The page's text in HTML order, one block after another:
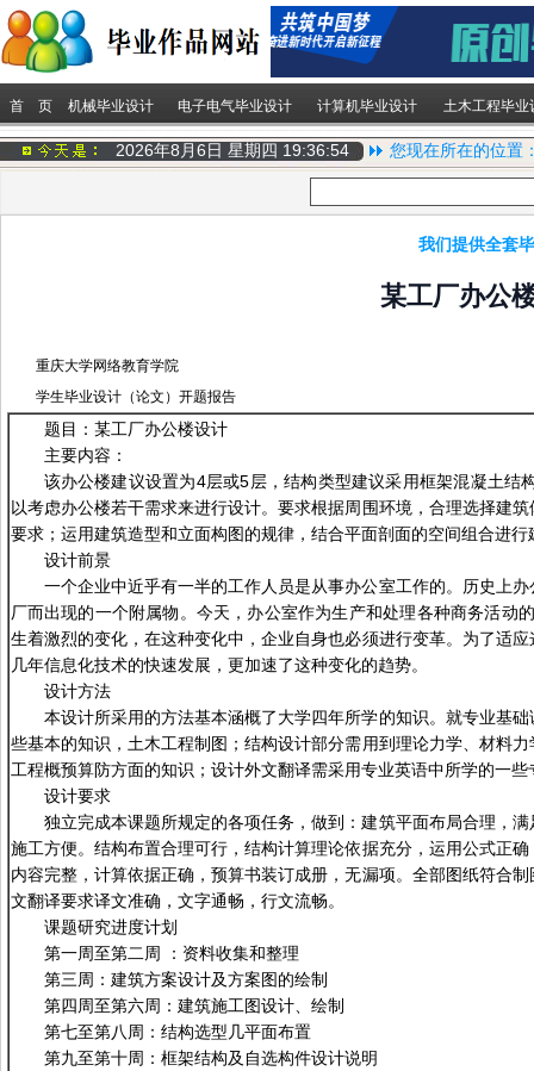
首 页 机械毕业设计 电子电气毕业设计 计算机毕业设计 土木工程毕业
2026年8月6日 星期四 19:36:54 您现在所在的位置
我们提供全套
某工厂办公
重庆大学网络教育学院
学生毕业设计（论文）开题报告
题目：某工厂办公楼设计
主要内容：
该办公楼建议设置为4层或5层，结构类型建议采用框架混凝土
以考虑办公楼若干需求来进行设计。要求根据周围环境，合理选择建
要求；运用建筑造型和立面构图的规律，结合平面剖面的空间组合进行
设计前景
一个企业中近乎有一半的工作人员是从事办公室工作的。历史上
厂而出现的一个附属物。今天，办公室作为生产和处理各种商务活
生着激烈的变化，在这种变化中，企业自身也必须进行变革。为了适
几年信息化技术的快速发展，更加速了这种变化的趋势。
设计方法
本设计所采用的方法基本涵概了大学四年所学的知识。就专业基
些基本的知识，土木工程制图；结构设计部分需用到理论力学、材料
工程概预算防方面的知识；设计外文翻译需采用专业英语中所学的一些
设计要求
独立完成本课题所规定的各项任务，做到：建筑平面布局合理，
施工方便。结构布置合理可行，结构计算理论依据充分，运用公式正
内容完整，计算依据正确，预算书装订成册，无漏项。全部图纸符合
文翻译要求译文准确，文字通畅，行文流畅。
课题研究进度计划
第一周至第二周 ：资料收集和整理
第三周：建筑方案设计及方案图的绘制
第四周至第六周：建筑施工图设计、绘制
第七至第八周：结构选型几平面布置
第九至第十周：框架结构及自选构件设计说明